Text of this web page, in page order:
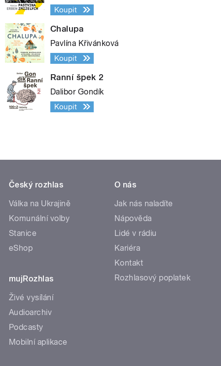
Koupit
Chalupa
Pavlína Křivánková
Koupit
Ranní špek 2
Dalibor Gondík
Koupit
Český rozhlas
Válka na Ukrajině
Komunální volby
Stanice
eShop
mujRozhlas
Živé vysílání
Audioarchiv
Podcasty
Mobilní aplikace
O nás
Jak nás naladíte
Nápověda
Lidé v rádiu
Kariéra
Kontakt
Rozhlasový poplatek